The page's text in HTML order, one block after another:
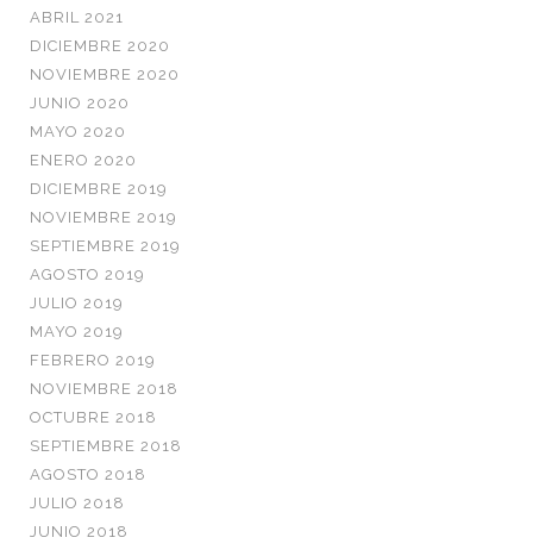
ABRIL 2021
DICIEMBRE 2020
NOVIEMBRE 2020
JUNIO 2020
MAYO 2020
ENERO 2020
DICIEMBRE 2019
NOVIEMBRE 2019
SEPTIEMBRE 2019
AGOSTO 2019
JULIO 2019
MAYO 2019
FEBRERO 2019
NOVIEMBRE 2018
OCTUBRE 2018
SEPTIEMBRE 2018
AGOSTO 2018
JULIO 2018
JUNIO 2018